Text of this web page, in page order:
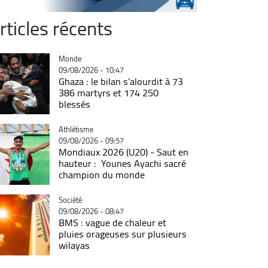
récents
Catégorie
Monde
09/08/2026 - 10:47
Ghaza : le bilan s'alourdit à 73
386 martyrs et 174 250
blessés
Catégorie
Athlétisme
09/08/2026 - 09:57
Mondiaux 2026 (U20) - Saut en
hauteur : Younes Ayachi sacré
champion du monde
Catégorie
Société
09/08/2026 - 08:47
BMS : vague de chaleur et
pluies orageuses sur plusieurs
wilayas